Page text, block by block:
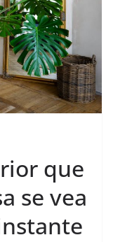
que
se vea